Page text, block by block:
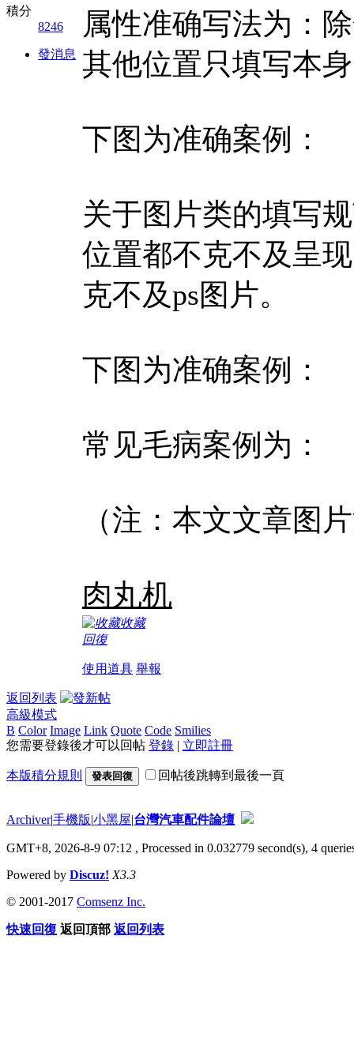
積分
8246
發消息
属性准确写法为：
其他位置只填写本
下图为准确案例：
关于图片类的填写
位置都不克不及呈
克不及ps图片。
下图为准确案例：
常见毛病案例为：
（注：本文文章图
肉丸机
收藏
回復
使用道具 舉報
返回列表
高級模式
B Color Image Link Quote Code Smilies
您需要登錄後才可以回帖 登錄 | 立即註冊
本版積分規則 發表回復 回帖後跳轉到最後一頁
Archiver|手機版|小黑屋|台灣汽車配件論壇
GMT+8, 2026-8-9 07:12 , Processed in 0.032779 second(s), 4
Powered by Discuz! X3.3
© 2001-2017 Comsenz Inc.
快速回復 返回頂部 返回列表